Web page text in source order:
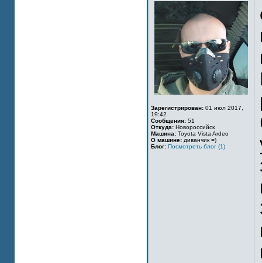
Зарегистрирован: 01 июл 2017,
19:42
Сообщения: 51
Откуда: Новороссийск
Машина: Toyota Vista Ardeo
О машине: диванчик =)
Блог: Посмотреть блог (1)